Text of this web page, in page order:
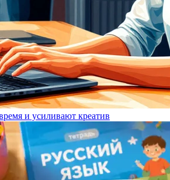
и усиливают креатив